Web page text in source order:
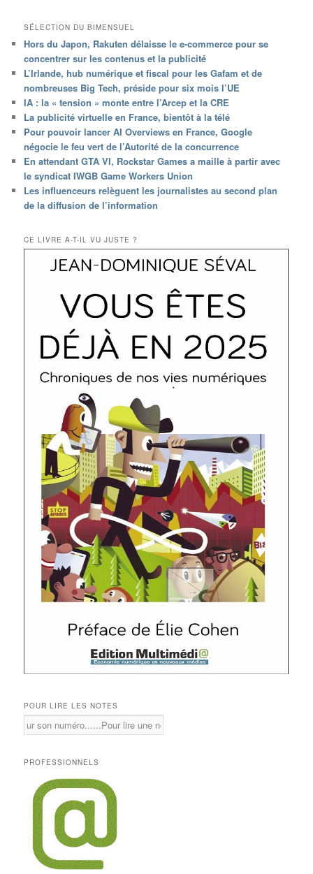
SÉLECTION DU BIMENSUEL
Hors du Japon, Rakuten délaisse le e-commerce pour se
concentrer sur les contenus et la publicité
L’Irlande, hub numérique et fiscal pour les Gafam et de
nombreuses Big Tech, préside pour six mois l’UE
IA : la « tension » monte entre l’Arcep et la CRE
La publicité virtuelle en France, bientôt à la télé
Pour pouvoir lancer AI Overviews en France, Google
négocie le feu vert de l’Autorité de la concurrence
En attendant GTA VI, Rockstar Games a maille à partir avec
le syndicat IWGB Game Workers Union
Les influenceurs relèguent les journalistes au second plan
de la diffusion de l’information
CE LIVRE A-T-IL VU JUSTE ?
POUR LIRE LES NOTES
PROFESSIONNELS